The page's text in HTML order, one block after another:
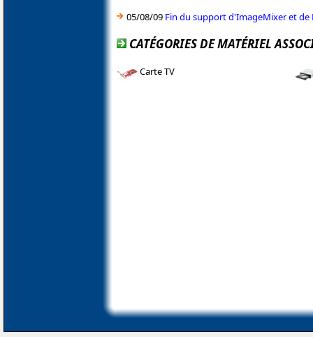
05/08/09 Fin du support d'ImageMixer et de
CATÉGORIES DE MATÉRIEL
Carte TV